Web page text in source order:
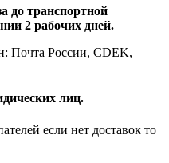
до транспортной
2 рабочих дней.
Почта России, CDEK,
лиц.
если нет доставок то